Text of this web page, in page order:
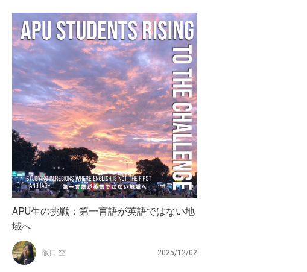
APU生の挑戦：第一言語が英語ではない地
域へ
阪口 空 2025/12/02